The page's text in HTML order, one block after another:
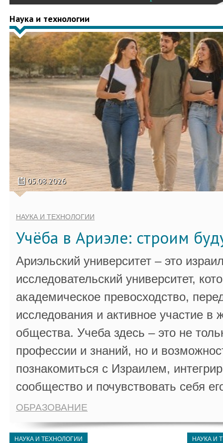
Наука и технологии
05.08.2026
НАУКА И ТЕХНОЛОГИИ
Учёба в Ариэле: строим
Ариэльский университет – это
исследовательский университет,
академическое превосходство,
исследования и активное участие в
общества. Учеба здесь – это не
профессии и знаний, но и
познакомиться с Израилем,
сообщество и почувствовать себя
ОБРАЗОВАНИЕ
НАУКА И ТЕХНОЛОГИИ НАУКА И